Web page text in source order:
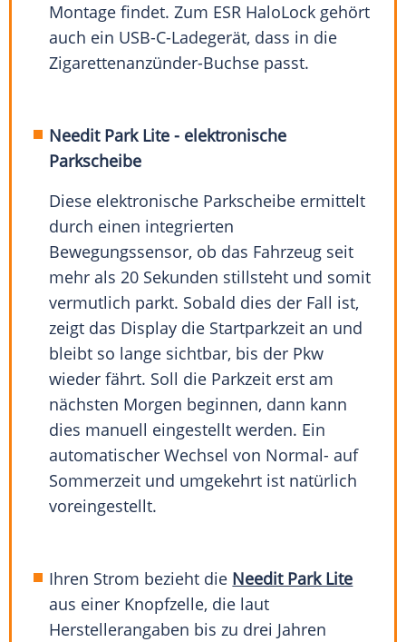
Montage findet. Zum ESR HaloLock gehört
auch ein USB-C-Ladegerät, dass in die
Zigarettenanzünder-Buchse passt.
Needit Park Lite - elektronische
Parkscheibe
Diese elektronische Parkscheibe ermittelt
durch einen integrierten
Bewegungssensor, ob das Fahrzeug seit
mehr als 20 Sekunden stillsteht und somit
vermutlich parkt. Sobald dies der Fall ist,
zeigt das Display die Startparkzeit an und
bleibt so lange sichtbar, bis der Pkw
wieder fährt. Soll die Parkzeit erst am
nächsten Morgen beginnen, dann kann
dies manuell eingestellt werden. Ein
automatischer Wechsel von Normal- auf
Sommerzeit und umgekehrt ist natürlich
voreingestellt.
Ihren Strom bezieht die Needit Park Lite
aus einer Knopfzelle, die laut
Herstellerangaben bis zu drei Jahren